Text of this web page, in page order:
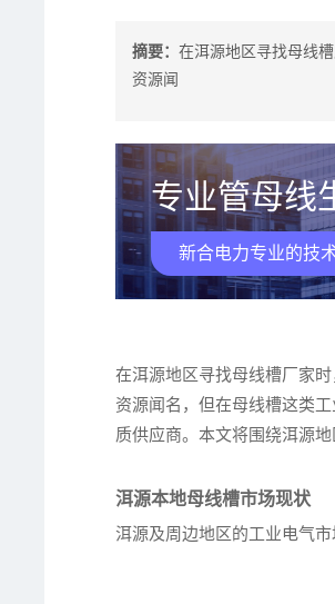
摘要：在洱源地区寻找母线
资源闻
专业管母线
新合电力专业的技
在洱源地区寻找母线槽厂家
资源闻名，但在母线槽这类
质供应商。本文将围绕洱源
洱源本地母线槽市场现状
洱源及周边地区的工业电气市